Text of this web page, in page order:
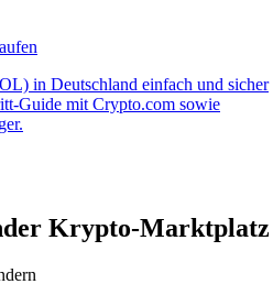
in Deutschland einfach und sicher
Guide mit Crypto.com sowie
Krypto-Marktplatz